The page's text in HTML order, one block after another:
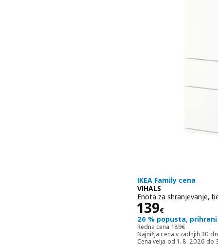
IKEA Family cena
VIHALS
Enota za shranjevanje,
139€
Cena 139€
26 % popusta,
Redna cena 189€
Redna cena 189€
Najnižja cena v zadnjih 30
Cena velja od 1. 8. 2026